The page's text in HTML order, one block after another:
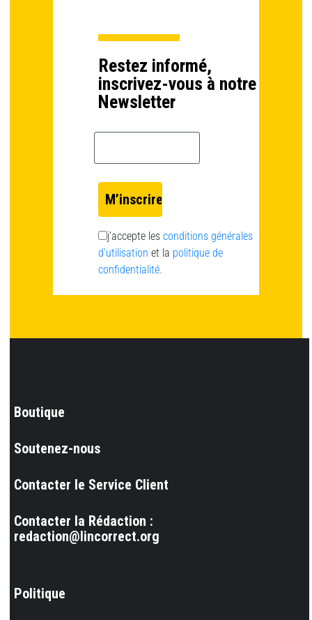
Restez informé,
inscrivez-vous à notre
Newsletter
j’accepte les conditions générales
d’utilisation et la politique de
confidentialité.
Boutique
Soutenez-nous
Contacter le Service Client
Contacter la Rédaction :
redaction@lincorrect.org
Politique